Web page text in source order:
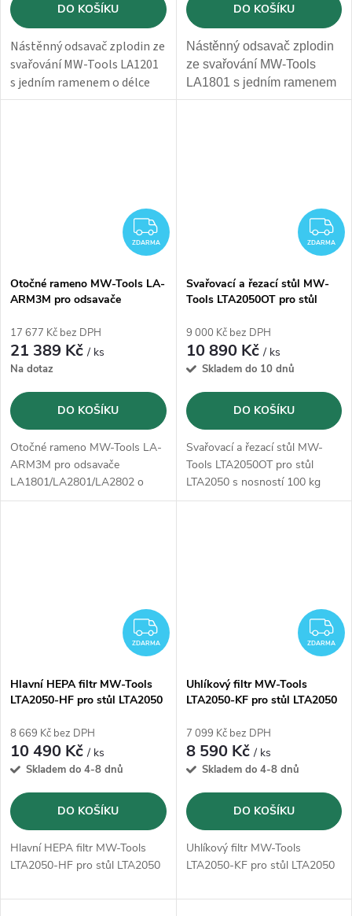
DO KOŠÍKU
Nástěnný odsavač zplodin ze
svařování MW-Tools LA1201
s jedním ramenem o délce
2,5m aprůtoku 1300m3/h.
DO KOŠÍKU
Nástěnný odsavač zplodin
ze svařování MW-Tools
LA1801 s jedním ramenem
o délce 3ma průtokem
ZDARMA
ZDARMA
Otočné rameno MW-Tools LA-
ARM3M pro odsavače
17 677 Kč bez DPH
21 389 Kč/ ks
Na dotaz
DO KOŠÍKU
Otočné rameno MW-Tools LA-
ARM3M pro odsavače
LA1801/LA2801/LA2802 o
délce 3m
ZDARMA
Svařovací a řezací stůl MW-
Tools LTA2050OT pro stůl
9 000 Kč bez DPH
10 890 Kč/ ks
Skladem do 10 dnů
DO KOŠÍKU
Svařovací a řezací stůl MW-
Tools LTA2050OT pro stůl
LTA2050 s nosností 100 kg
ZDARMA
ZDARMA
Hlavní HEPA filtr MW-Tools
LTA2050-HF pro stůl LTA2050
8 669 Kč bez DPH
10 490 Kč/ ks
Skladem do 4-8 dnů
DO KOŠÍKU
Hlavní HEPA filtr MW-Tools
LTA2050-HF pro stůl LTA2050
ZDARMA
Uhlíkový filtr MW-Tools
LTA2050-KF pro stůl LTA2050
7 099 Kč bez DPH
8 590 Kč/ ks
Skladem do 4-8 dnů
DO KOŠÍKU
Uhlíkový filtr MW-Tools
LTA2050-KF pro stůl LTA2050